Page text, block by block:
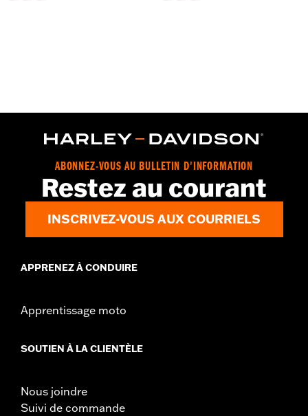
ABONNEZ-VOUS AU BULLETIN D'INFORMATION
Restez au courant
INSCRIVEZ-VOUS AUX COURRIELS
APPRENEZ À CONDUIRE
Apprentissage moto
SOUTIEN À LA CLIENTÈLE
Nous joindre
Suivi de commande